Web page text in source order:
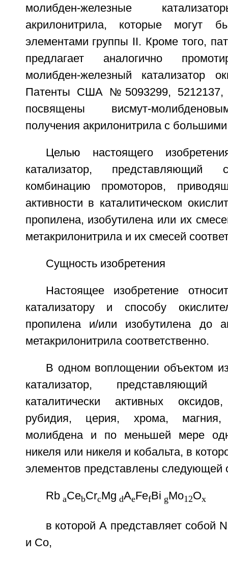
молибден-железные
акрилонитрила, которые могут
элементами группы II. Кроме того,
предлагает аналогично
молибден-железный катализатор
Патенты США №5093299, 5212137,
посвящены висмут-
получения акрилонитрила с
Целью настоящего
катализатор, представляющий
комбинацию промоторов,
активности в каталитическом
пропилена, изобутилена или их
метакрилонитрила и их смесей
Сущность изобретения
Настоящее изобретение
катализатору и способу
пропилена и/или изобутилена до
метакрилонитрила соответственно.
В одном воплощении объектом
катализатор,
каталитически активных
рубидия, церия, хрома, магния,
молибдена и по меньшей мере
никеля или никеля и кобальта, в
элементов представлены
RbaCebCrcMg dAeFefBi gMo12Ox
в которой А представляет собой
и Со,